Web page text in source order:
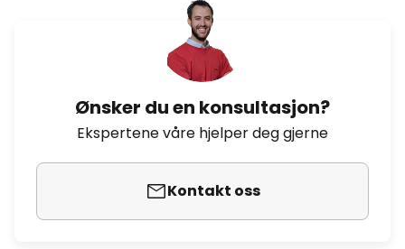
Ønsker du en konsultasjon?
Ekspertene våre hjelper deg gjerne
Kontakt oss